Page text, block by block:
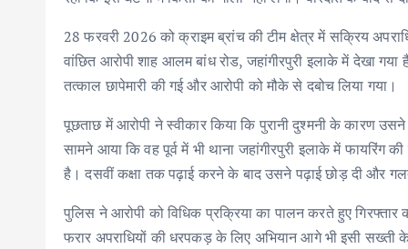
28 फरवरी 2026 को क्राइम ब्रांच की टीम क्षेत्र में सक्रिय
वांछित आरोपी शाह आलम बांध रोड, जहांगीरपुरी इलाके में देखा
तत्काल छापेमारी की गई और आरोपी को मौके से दबोच लिया गया।
पूछताछ में आरोपी ने स्वीकार किया कि पुरानी दुश्मनी के कारण
सामने आया कि वह पूर्व में भी थाना जहांगीरपुरी इलाके में
है। दसवीं कक्षा तक पढ़ाई करने के बाद उसने पढ़ाई छोड़ दी और
पुलिस ने आरोपी को विधिक प्रक्रिया का पालन करते हुए
फरार अपराधियों की धरपकड़ के लिए अभियान आगे भी इसी सख्ती